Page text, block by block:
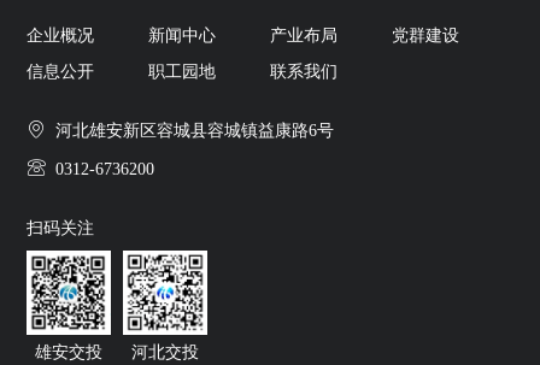
企业概况 新闻中心 产业布局
党群建设
信息公开
职工园地 联系我们
河北雄安新区容城县容城镇益康路6号
0312-6736200
扫码关注
雄安交投 河北交投